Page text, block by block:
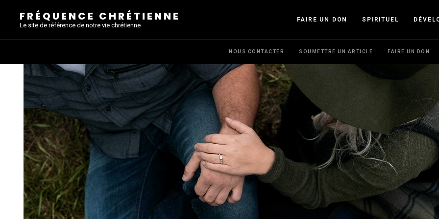
FRÉQUENCE CHRÉTIENNE
Le site de référence de notre vie chrétienne
FAIRE UN DON SPIRITUEL
NOUS CONTACTER SOUMETTRE UN ARTICLE FAIRE UN DON